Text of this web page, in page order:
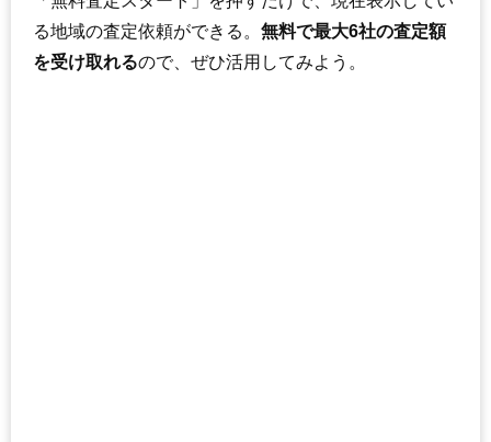
る地域の査定依頼ができる。 無料で最大6社の査定額
を受け取れるので、ぜひ活用してみよう。